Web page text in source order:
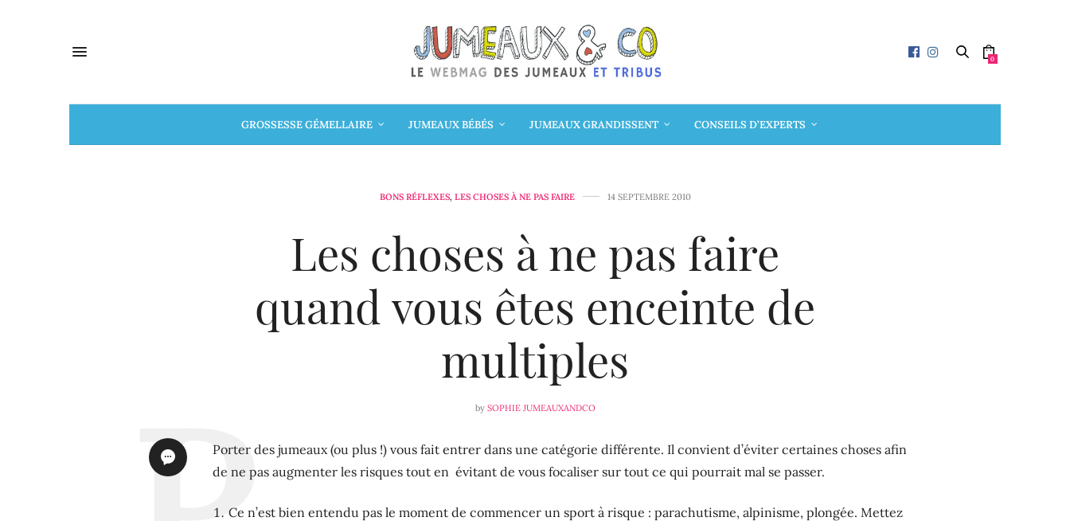
0
GROSSESSE GÉMELLAIRE JUMEAUX BÉBÉS JUMEAUX GRANDISSENT CONSEILS D’EXPERTS
BONS RÉFLEXES, LES CHOSES À NE PAS FAIRE 14 SEPTEMBRE 2010
Les choses à ne pas faire
quand vous êtes enceinte de
multiples
by SOPHIE JUMEAUXANDCO
Porter des jumeaux (ou plus !) vous fait entrer dans une catégorie différente. Il convient d’éviter certaines choses afin
de ne pas augmenter les risques tout en évitant de vous focaliser sur tout ce qui pourrait mal se passer.
Ce n’est bien entendu pas le moment de commencer un sport à risque : parachutisme, alpinisme, plongée. Mettez